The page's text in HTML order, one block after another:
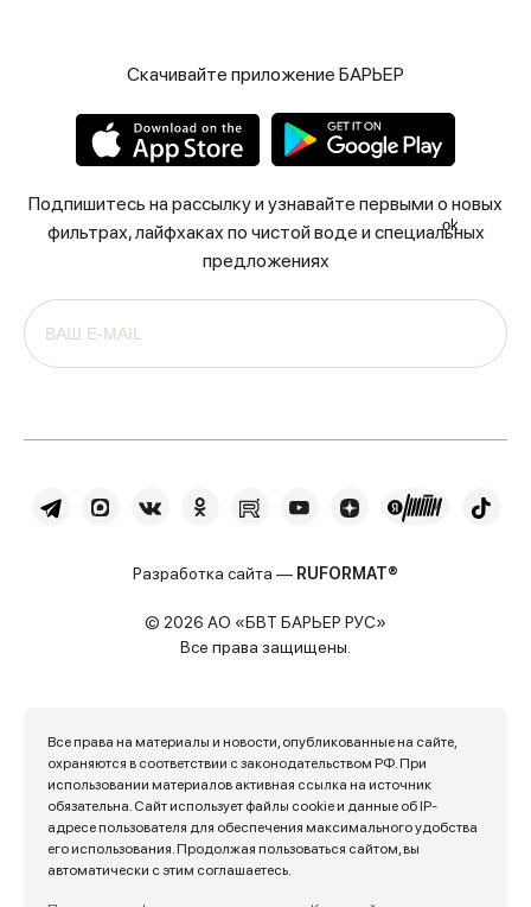
Скачивайте приложение БАРЬЕР
Подпишитесь на рассылку и узнавайте первыми о новых
фильтрах, лайфхаках по чистой воде и специальных
предложениях
ok
Разработка сайта — RUFORMAT®
© 2026 АО «БВТ БАРЬЕР РУС»
Все права защищены.
Все права на материалы и новости, опубликованные на сайте,
охраняются в соответствии с законодательством РФ. При
использовании материалов активная ссылка на источник
обязательна. Сайт использует файлы cookie и данные об IP-
адресе пользователя для обеспечения максимального удобства
его использования. Продолжая пользоваться сайтом, вы
автоматически с этим соглашаетесь.